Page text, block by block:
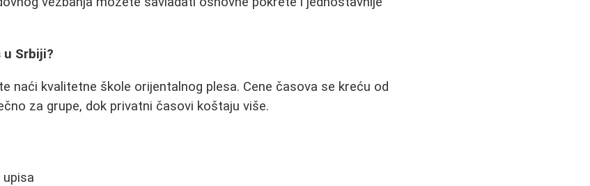
Srbiji?
naći kvalitetne škole orijentalnog plesa. Cene časova se kreću od
za grupe, dok privatni časovi koštaju više.